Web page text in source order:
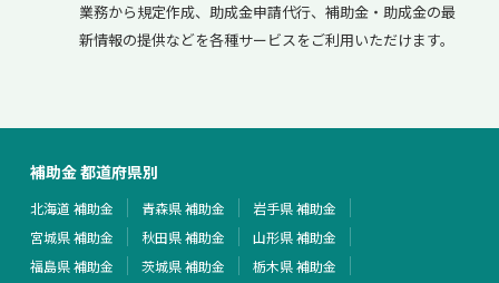
業務から規定作成、助成金申請代行、補助金・助成金の最
新情報の提供などを各種サービスをご利用いただけます。
補助金 都道府県別
北海道 補助金 青森県 補助金
岩手県 補助金
宮城県 補助金
秋田県 補助金
山形県 補助金
福島県 補助金
茨城県 補助金
栃木県 補助金